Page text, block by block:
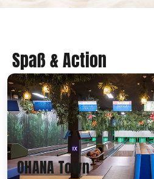
Spaß & Action
OHANA Town